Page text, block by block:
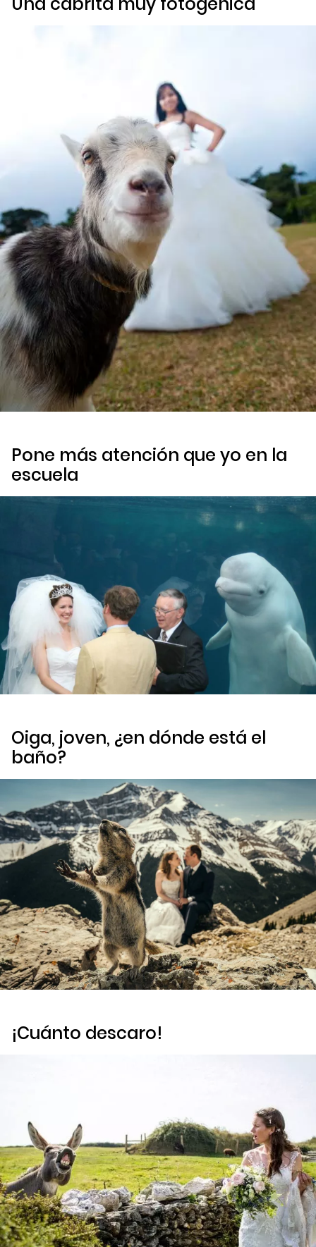
Pone más atención que yo en la
escuela
Oiga, joven, ¿en dónde está el
baño?
¡Cuánto descaro!